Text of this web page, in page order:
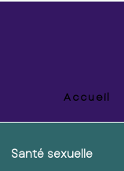
Accueil
Santé sexuelle